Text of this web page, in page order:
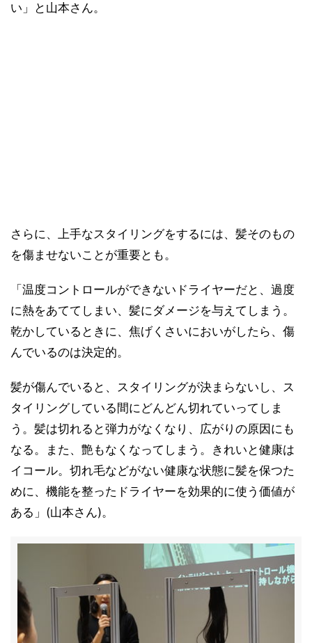
い」と山本さん。
さらに、上手なスタイリングをするには、髪そのもの
を傷ませないことが重要とも。
「温度コントロールができないドライヤーだと、過度
に熱をあててしまい、髪にダメージを与えてしまう。
乾かしているときに、焦げくさいにおいがしたら、傷
んでいるのは決定的。
髪が傷んでいると、スタイリングが決まらないし、ス
タイリングしている間にどんどん切れていってしま
う。髪は切れると弾力がなくなり、広がりの原因にも
なる。また、艶もなくなってしまう。きれいと健康は
イコール。切れ毛などがない健康な状態に髪を保つた
めに、機能を整ったドライヤーを効果的に使う価値が
ある」(山本さん)。